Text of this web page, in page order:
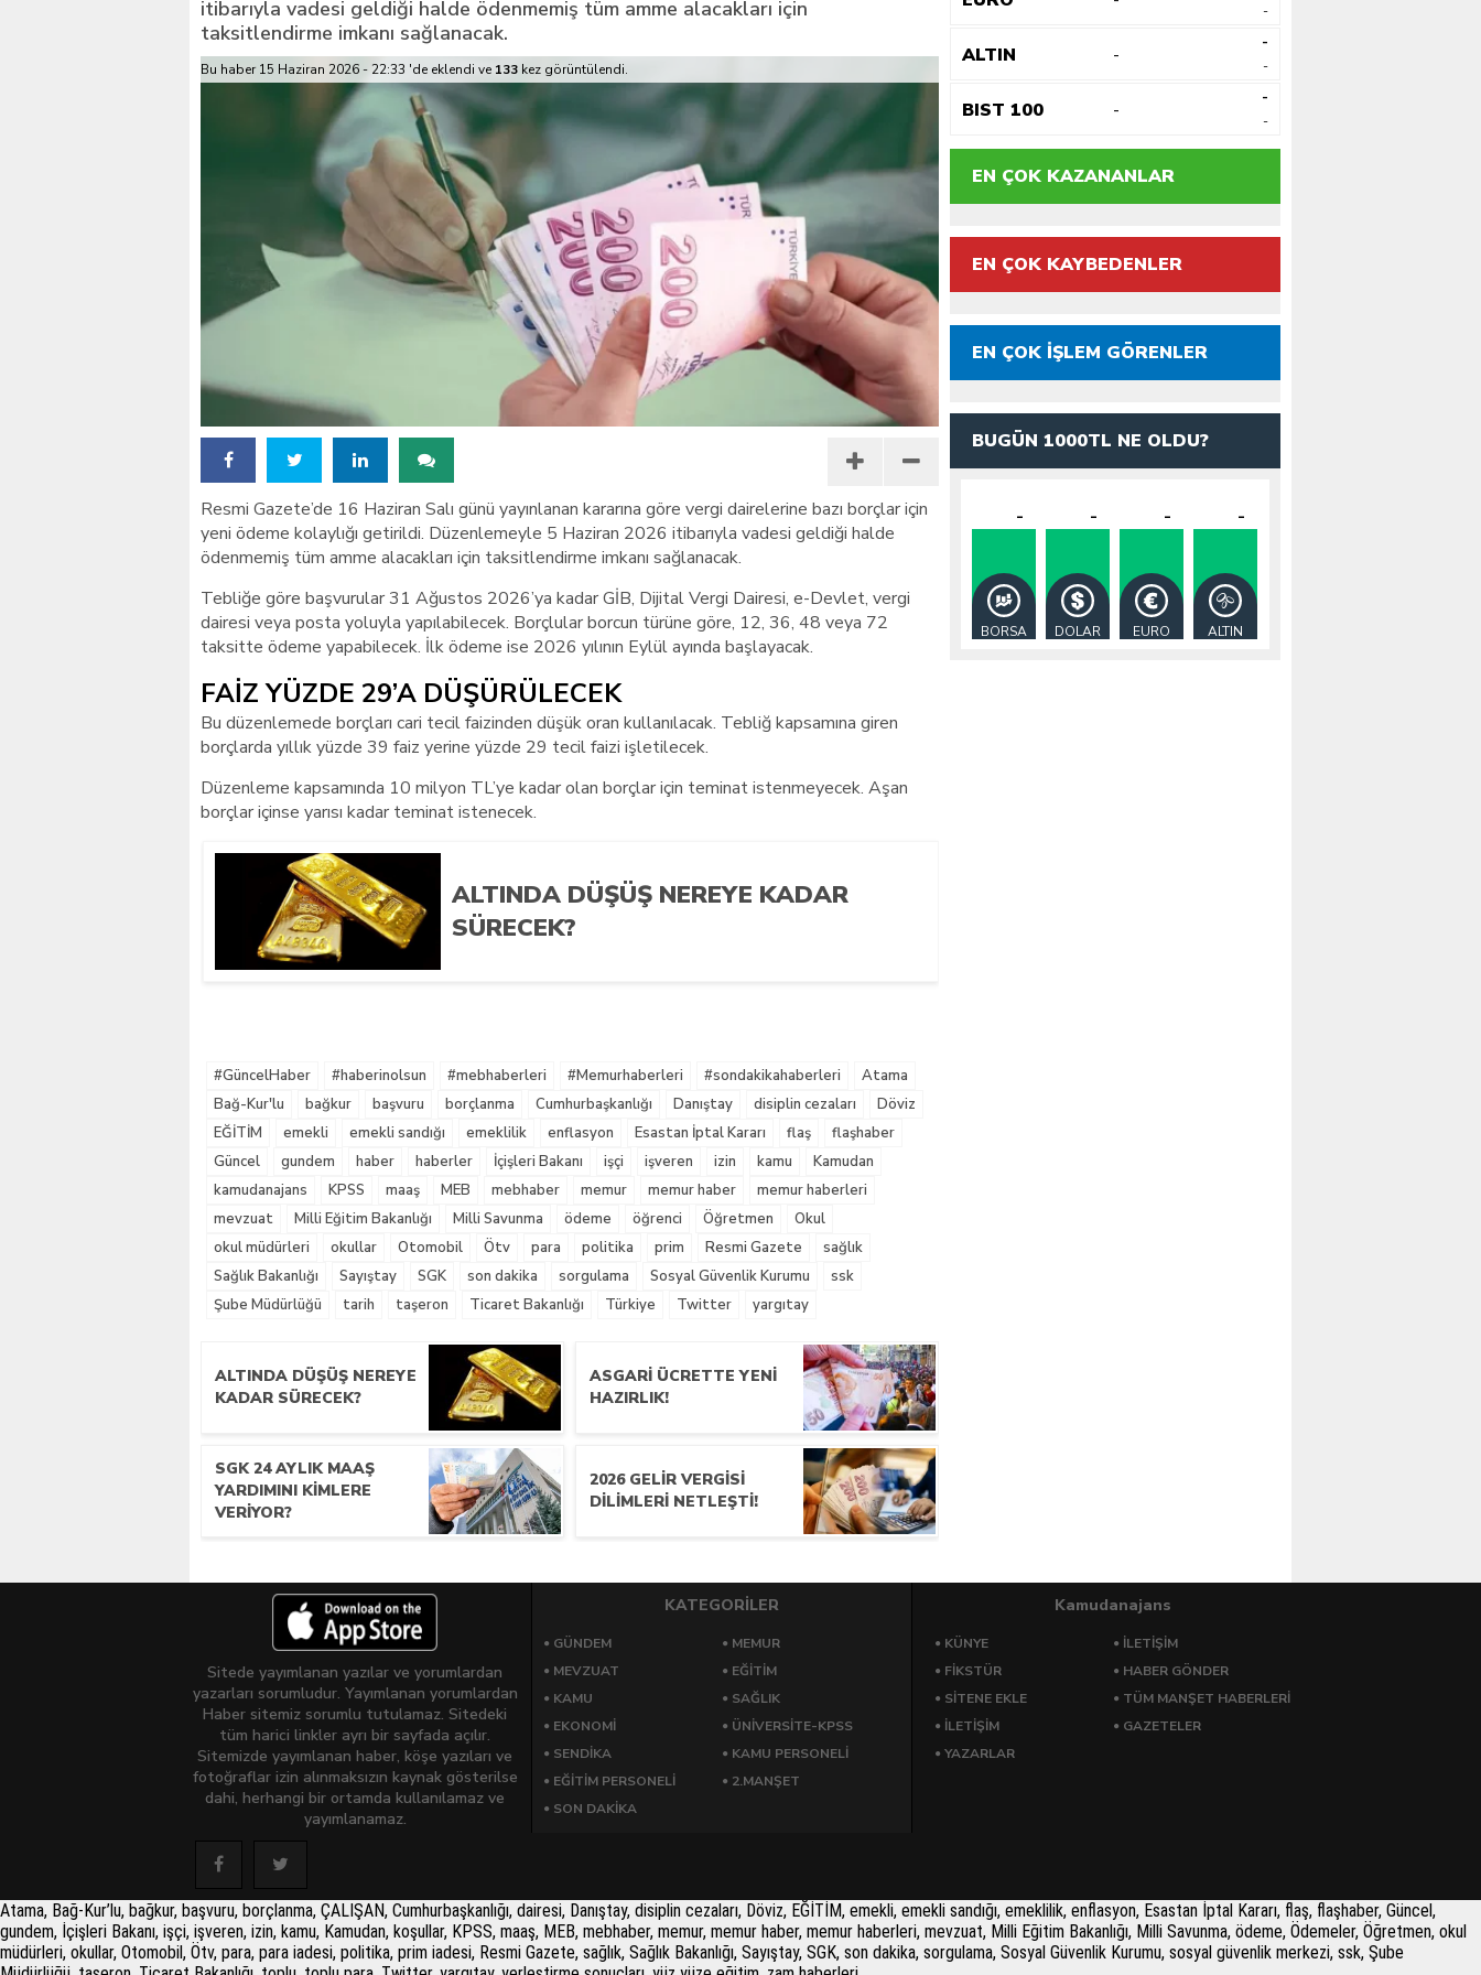
İstanbul’daki okullar için mescid talimatı
itibarıyla vadesi geldiği halde ödenmemiş tüm amme alacakları için
taksitlendirme imkanı sağlanacak.
Bu haber 15 Haziran 2026 - 22:33 'de eklendi ve 133 kez görüntülendi.
Resmi Gazete’de 16 Haziran Salı günü yayınlanan kararına göre vergi dairelerine bazı borçlar için
yeni ödeme kolaylığı getirildi. Düzenlemeyle 5 Haziran 2026 itibarıyla vadesi geldiği halde
ödenmemiş tüm amme alacakları için taksitlendirme imkanı sağlanacak.
Tebliğe göre başvurular 31 Ağustos 2026’ya kadar GİB, Dijital Vergi Dairesi, e-Devlet, vergi
dairesi veya posta yoluyla yapılabilecek. Borçlular borcun türüne göre, 12, 36, 48 veya 72
taksitte ödeme yapabilecek. İlk ödeme ise 2026 yılının Eylül ayında başlayacak.
FAİZ YÜZDE 29’A DÜŞÜRÜLECEK
Bu düzenlemede borçları cari tecil faizinden düşük oran kullanılacak. Tebliğ kapsamına giren
borçlarda yıllık yüzde 39 faiz yerine yüzde 29 tecil faizi işletilecek.
Düzenleme kapsamında 10 milyon TL’ye kadar olan borçlar için teminat istenmeyecek. Aşan
borçlar içinse yarısı kadar teminat istenecek.
ALTINDA DÜŞÜŞ NEREYE KADAR
SÜRECEK?
#GüncelHaber #haberinolsun #mebhaberleri #Memurhaberleri #sondakikahaberleri
Atama
Bağ-Kur'lu
bağkur başvuru borçlanma Cumhurbaşkanlığı Danıştay disiplin cezaları
Döviz
EĞİTİM
emekli emekli sandığı emeklilik enflasyon Esastan İptal Kararı flaş
flaşhaber
Güncel
gundem haber haberler İçişleri Bakanı işçi işveren izin kamu
Kamudan
kamudanajans
KPSS maaş MEB mebhaber memur memur haber
memur haberleri
mevzuat
Milli Eğitim Bakanlığı Milli Savunma ödeme öğrenci Öğretmen
Okul
okul müdürleri
okullar Otomobil Ötv para politika prim Resmi Gazete
sağlık
Sağlık Bakanlığı
Sayıştay SGK son dakika sorgulama Sosyal Güvenlik Kurumu
ssk
Şube Müdürlüğü
tarih taşeron Ticaret Bakanlığı Türkiye Twitter yargıtay
ALTINDA DÜŞÜŞ NEREYE
KADAR SÜRECEK?
ASGARI ÜCRETTE YENI
HAZIRLIK!
SGK 24 AYLIK MAAŞ
YARDIMINI KIMLERE
VERIYOR?
2026 GELIR VERGISI
DILIMLERI NETLEŞTI!
-
ALTIN -
-
-
BIST 100 -
-
-
EN ÇOK KAZANANLAR
EN ÇOK KAYBEDENLER
EN ÇOK İŞLEM GÖRENLER
BUGÜN 1000TL NE OLDU?
-
BORSA
-
DOLAR
-
EURO
-
ALTIN
Sitede yayımlanan yazılar ve yorumlardan
yazarları sorumludur. Yayımlanan yorumlardan
Haber sitemiz sorumlu tutulamaz. Sitedeki
tüm harici linkler ayrı bir sayfada açılır.
Sitemizde yayımlanan haber, köşe yazıları ve
fotoğraflar izin alınmaksızın kaynak gösterilse
dahi, herhangi bir ortamda kullanılamaz ve
yayımlanamaz.
KATEGORİLER
GÜNDEM
MEMUR
MEVZUAT
EĞİTİM
KAMU
SAĞLIK
EKONOMİ
ÜNİVERSİTE-KPSS
SENDİKA
KAMU PERSONELİ
EĞİTİM PERSONELİ
2.MANŞET
SON DAKİKA
Kamudanajans
KÜNYE
İLETİŞİM
FİKSTÜR
HABER GÖNDER
SİTENE EKLE
TÜM MANŞET HABERLERİ
İLETİŞİM
GAZETELER
YAZARLAR
Atama, Bağ-Kur’lu, bağkur, başvuru, borçlanma, ÇALIŞAN, Cumhurbaşkanlığı, dairesi, Danıştay, disiplin cezaları, Döviz, EĞİTİM, emekli, emekli sandığı, emeklilik, enflasyon, Esastan İptal Kararı, flaş, flaşhaber, Güncel,
gundem, İçişleri Bakanı, işçi, işveren, izin, kamu, Kamudan, koşullar, KPSS, maaş, MEB, mebhaber, memur, memur haber, memur haberleri, mevzuat, Milli Eğitim Bakanlığı, Milli Savunma, ödeme, Ödemeler, Öğretmen, okul
müdürleri, okullar, Otomobil, Ötv, para, para iadesi, politika, prim iadesi, Resmi Gazete, sağlık, Sağlık Bakanlığı, Sayıştay, SGK, son dakika, sorgulama, Sosyal Güvenlik Kurumu, sosyal güvenlik merkezi, ssk, Şube